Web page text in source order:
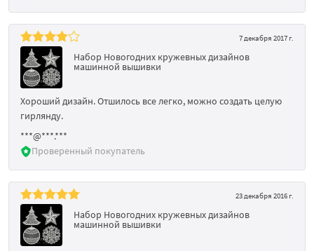
7 декабря 2017 г.
Набор Новогодних кружевных дизайнов
машинной вышивки
Хороший дизайн. Отшилось все легко, можно создать целую
гирлянду.
***@***.***
Проверенный покупатель
23 декабря 2016 г.
Набор Новогодних кружевных дизайнов
машинной вышивки